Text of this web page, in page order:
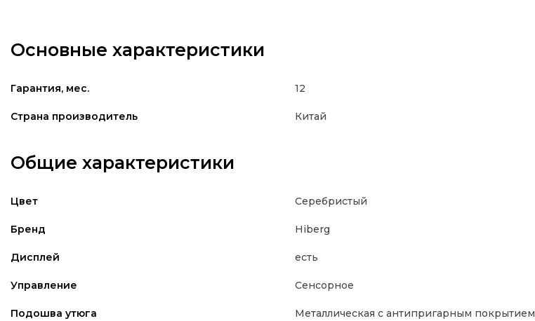
Основные характеристики
Гарантия, мес. 12
Страна производитель Китай
Общие характеристики
Цвет Серебристый
Бренд Hiberg
Дисплей есть
Управление Сенсорное
Подошва утюга Металлическая с антипригарным покрытием